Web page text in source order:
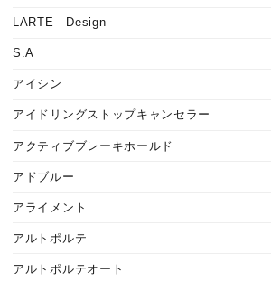
LARTE Design
S.A
アイシン
アイドリングストップキャンセラー
アクティブブレーキホールド
アドブルー
アライメント
アルトポルテ
アルトポルテオート